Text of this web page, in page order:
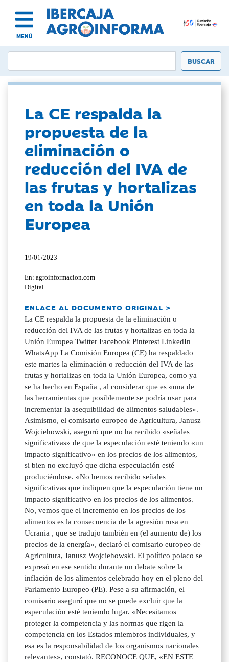
MENÚ
La CE respalda la
propuesta de la
eliminación o
reducción del IVA de
las frutas y hortalizas
en toda la Unión
Europea
19/01/2023
En: agroinformacion.com
Digital
ENLACE AL DOCUMENTO ORIGINAL >
La CE respalda la propuesta de la eliminación o
reducción del IVA de las frutas y hortalizas en toda la
Unión Europea Twitter Facebook Pinterest LinkedIn
WhatsApp La Comisión Europea (CE) ha respaldado
este martes la eliminación o reducción del IVA de las
frutas y hortalizas en toda la Unión Europea, como ya
se ha hecho en España , al considerar que es «una de
las herramientas que posiblemente se podría usar para
incrementar la asequibilidad de alimentos saludables».
Asimismo, el comisario europeo de Agricultura, Janusz
Wojciehowski, aseguró que no ha recibido «señales
significativas» de que la especulación esté teniendo «un
impacto significativo» en los precios de los alimentos,
si bien no excluyó que dicha especulación esté
produciéndose. «No hemos recibido señales
significativas que indiquen que la especulación tiene un
impacto significativo en los precios de los alimentos.
No, vemos que el incremento en los precios de los
alimentos es la consecuencia de la agresión rusa en
Ucrania , que se tradujo también en (el aumento de) los
precios de la energía», declaró el comisario europeo de
Agricultura, Janusz Wojciehowski. El político polaco se
expresó en ese sentido durante un debate sobre la
inflación de los alimentos celebrado hoy en el pleno del
Parlamento Europeo (PE). Pese a su afirmación, el
comisario aseguró que no se puede excluir que la
especulación esté teniendo lugar. «Necesitamos
proteger la competencia y las normas que rigen la
competencia en los Estados miembros individuales, y
esa es la responsabilidad de los organismos nacionales
relevantes», constató. RECONOCE QUE, «EN ESTE